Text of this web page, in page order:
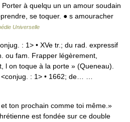
à quelqu un un amour soudain
se toquer. ● s amouracher
Universelle
: 1> • XVe tr.; du rad. expressif
ou fam. Frapper légèrement,
l on toque à la porte » (Queneau).
<conjug. : 1> • 1662; de… …
ton prochain comme toi même.»
est fondée sur ce double